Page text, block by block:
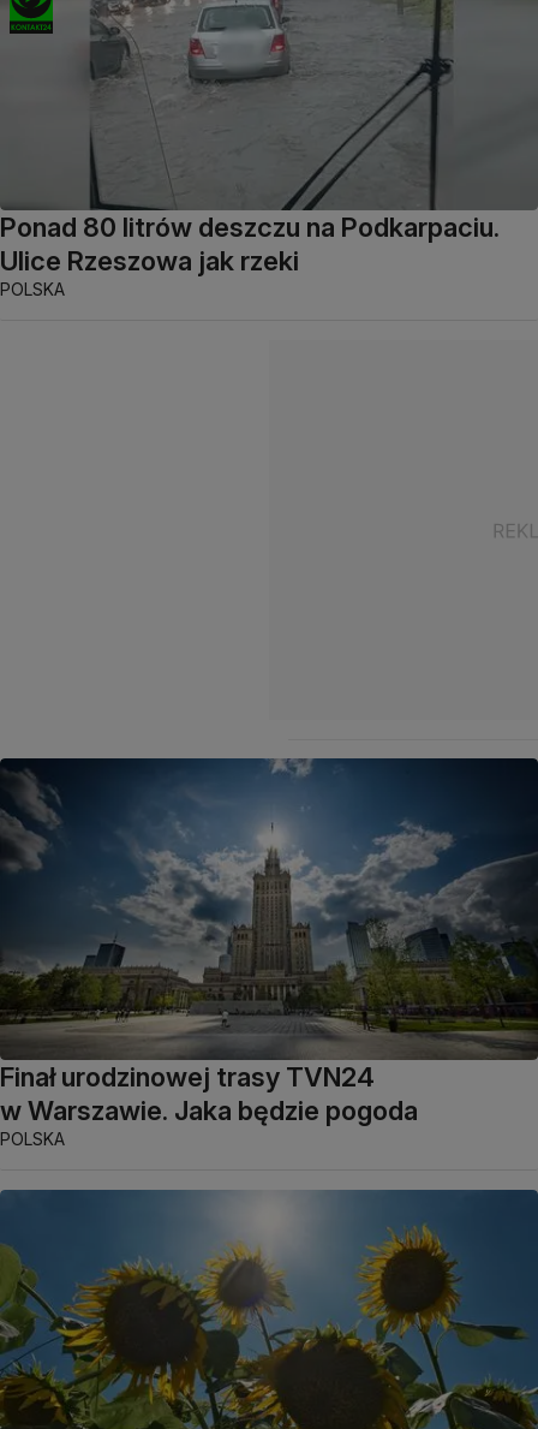
Ponad 80 litrów deszczu na Podkarpaciu.
Ulice Rzeszowa jak rzeki
POLSKA
Finał urodzinowej trasy TVN24
w Warszawie. Jaka będzie pogoda
POLSKA